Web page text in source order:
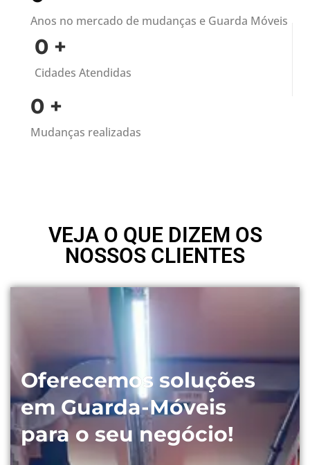
Anos no mercado de mudanças e Guarda Móveis
0 +
Cidades Atendidas
0 +
Mudanças realizadas
VEJA O QUE DIZEM OS
NOSSOS CLIENTES
Oferecemos soluções
em Guarda-Móveis
para o seu negócio!